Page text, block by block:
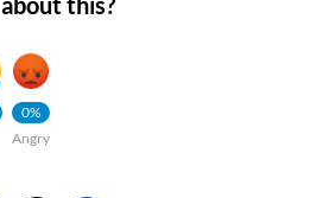
0%
Angry